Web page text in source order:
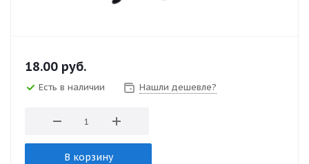
18.00 руб.
Есть в наличии Нашли дешевле?
В корзину